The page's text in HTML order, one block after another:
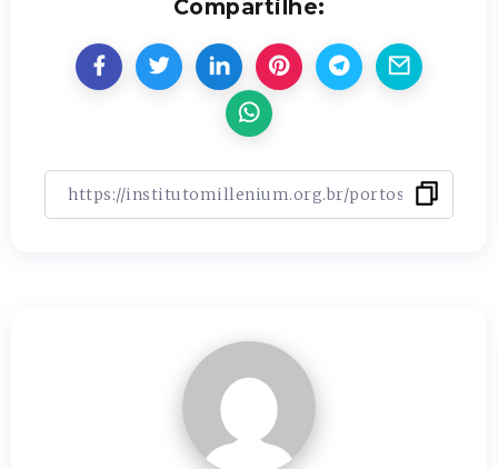
Compartilhe: